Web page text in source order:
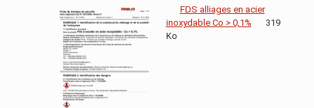
FDS alliages en acier
inoxydable Co > 0,1%
319
Ko